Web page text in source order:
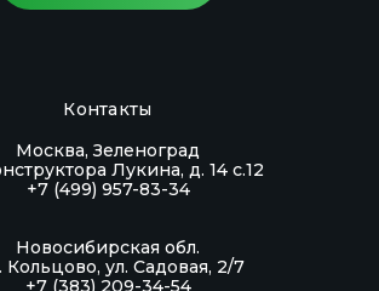
не допускается!
при температуре
°С в течение всего срока
Контакты
Москва, Зеленоград
Лукина, д. 14 с.12
+7 (499) 957-83-34
Новосибирская обл.
Кольцово, ул. Садовая, 2/7
+7 (383) 209-34-54